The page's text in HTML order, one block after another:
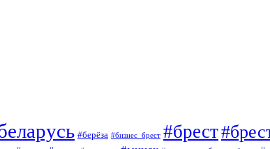
#берёза #бизнес_брест #брест